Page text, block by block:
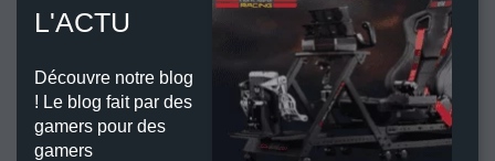
L'ACTU
Découvre notre blog
! Le blog fait par des
gamers pour des
gamers